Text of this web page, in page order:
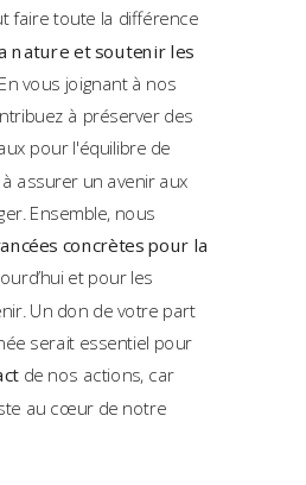
faire toute la différence
nature et soutenir les
En vous joignant à nos
à préserver des
pour l'équilibre de
assurer un avenir aux
Ensemble, nous
concrètes pour la
et pour les
Un don de votre part
serait essentiel pour
de nos actions, car
au cœur de notre